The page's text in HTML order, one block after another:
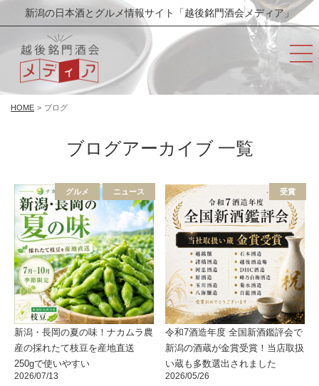
新潟の日本酒とグルメ情報サイト「越後銘門酒会メディア」
HOME > ブログ
ブログアーカイブ 一覧
グルメ ニュース
新潟・長岡の夏の味！ナカムラ農
産の採れたて枝豆を産地直送
250gで使いやすい
2026/07/13
受賞
令和7酒造年度 全国新酒鑑評会で
新潟の酒蔵が金賞受賞！当店取扱
い蔵も多数選出されました
2026/05/26